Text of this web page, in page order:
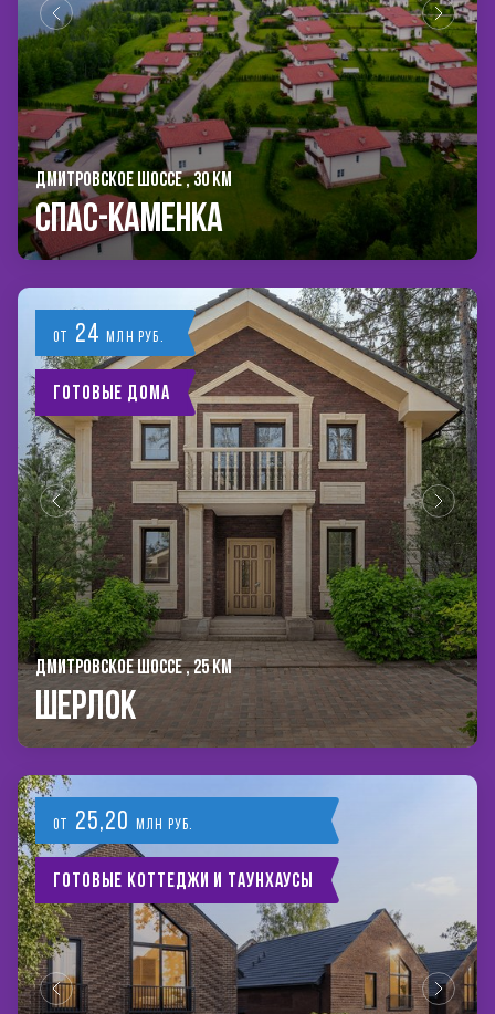
ДМИТРОВСКОЕ ШОССЕ , 30 КМ
Спас-Каменка
от 24млн руб.
Готовые дома
ДМИТРОВСКОЕ ШОССЕ , 25 КМ
Шерлок
от 25,20 млн руб.
Готовые коттеджи и таунхаусы